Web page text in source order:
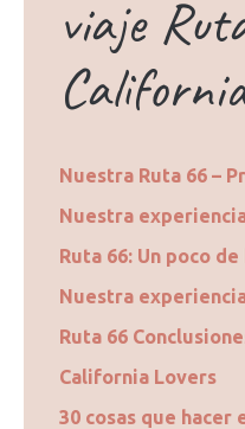
viaje
Nuestra Ruta 66 –
Nuestra
Ruta 66: Un poco
Nuestra
Ruta 66
California Lovers
30 cosas que hacer